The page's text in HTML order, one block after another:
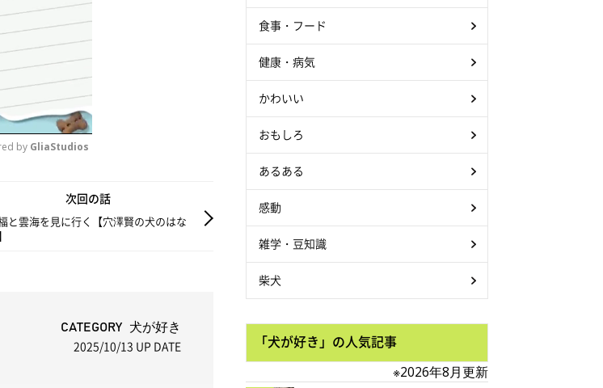
u
by GliaStudios
次回の話
と雲海を見に行く【穴澤賢の犬のはな
CATEGORY 犬が好き
2025/10/13 UP DATE
食事・フード
健康・病気
かわいい
おもしろ
あるある
感動
雑学・豆知識
柴犬
「犬が好き」の人気記事
※2026年8月更新